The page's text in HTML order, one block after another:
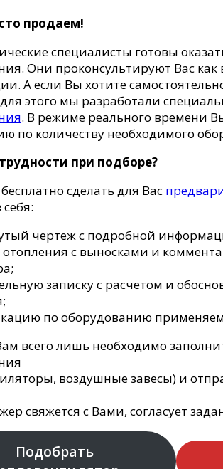
продаем!
специалисты готовы
Они проконсультируют Вас
А если Вы хотите
этого мы разработали
. В режиме реального времени
по количеству необходимого
при подборе?
сделать для Вас
чертеж с подробной
с выносками и
записку с расчетом и
по оборудованию
всего лишь необходимо
воздушные завесы) и
свяжется с Вами, согласует
Подобрать